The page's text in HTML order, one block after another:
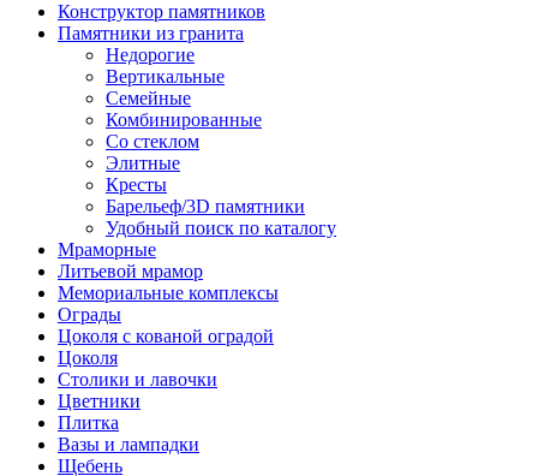
Конструктор памятников
Памятники из гранита
Недорогие
Вертикальные
Семейные
Комбинированные
Со стеклом
Элитные
Кресты
Барельеф/3D памятники
Удобный поиск по каталогу
Мраморные
Литьевой мрамор
Мемориальные комплексы
Ограды
Цоколя с кованой оградой
Цоколя
Столики и лавочки
Цветники
Плитка
Вазы и лампадки
Щебень